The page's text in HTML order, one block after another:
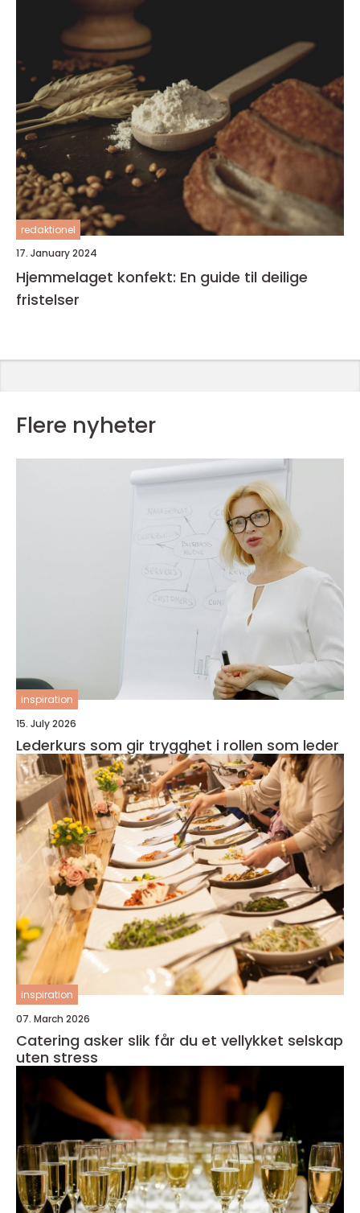
redaktionel
17. January 2024
Hjemmelaget konfekt: En guide til deilige
fristelser
Flere nyheter
inspiration
15. July 2026
Lederkurs som gir trygghet i rollen som leder
inspiration
07. March 2026
Catering asker slik får du et vellykket selskap
uten stress